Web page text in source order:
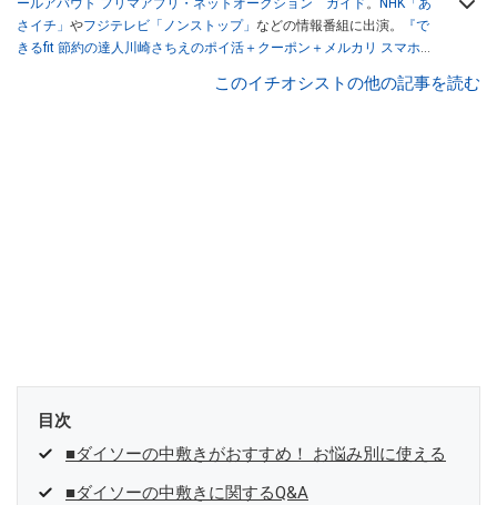
ールアバウト フリマアプリ・ネットオークション ガイド。
NHK「あ
さイチ」 やフジテレビ「ノンストップ」 などの情報番組に出演。
『で
きるfit 節約の達人川崎さちえのポイ活＋クーポン＋メルカリ スマホで
スマホ1つでスキマ時間に効率的に稼ぐ！』（翔泳社刊） ほか著書多
このイチオシストの他の記事を読む
目次
■ダイソーの中敷きがおすすめ！ お悩み別に使える
■ダイソーの中敷きに関するQ&A